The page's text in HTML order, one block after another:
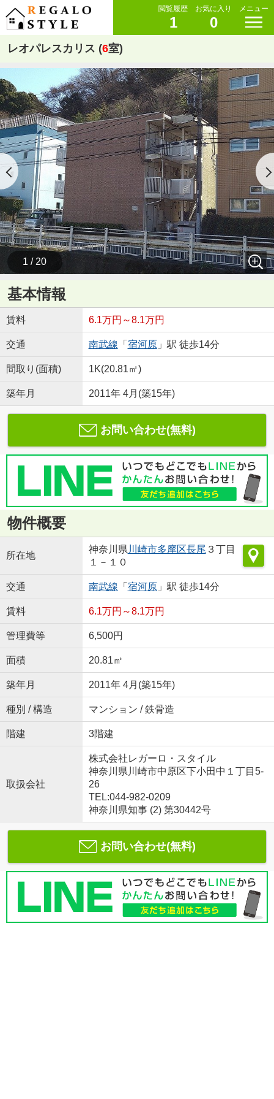
閲覧履歴
1
お気に入り
0
メニュー
レオパレスカリス (6室)
1 / 20
基本情報
賃料 6.1万円～8.1万円
交通 南武線 「 宿河原」駅 徒歩14分
間取り(面積) 1K(20.81㎡)
築年月 2011年 4月(築15年)
お問い合わせ(無料)
物件概要
所在地
神奈川県 川崎市多摩区長尾 ３丁目
１－１０
交通 南武線 「 宿河原」駅 徒歩14分
賃料 6.1万円～8.1万円
管理費等 6,500円
面積 20.81㎡
築年月 2011年 4月(築15年)
種別 / 構造 マンション / 鉄骨造
階建 3階建
取扱会社
株式会社レガーロ・スタイル
神奈川県川崎市中原区下小田中１丁目5-
26
TEL:044-982-0209
神奈川県知事 (2) 第30442号
お問い合わせ(無料)